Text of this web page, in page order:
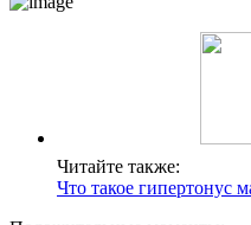
Читайте также:
Что такое гипертонус